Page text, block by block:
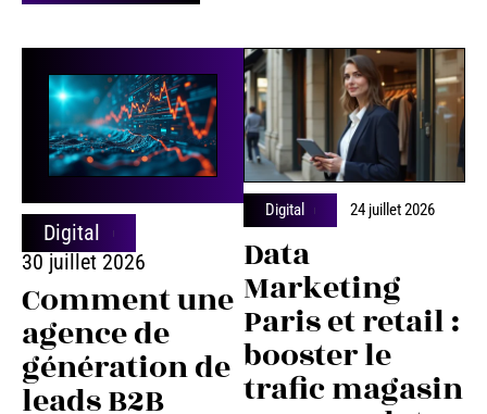
Digital
30 juillet 2026
Comment une
agence de
génération de
leads B2B
Digital 24 juillet 2026
Data
Marketing
Paris et retail :
booster le
trafic magasin